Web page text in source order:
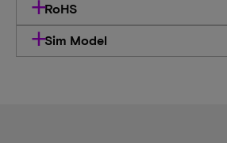
RoHS
Sim Model